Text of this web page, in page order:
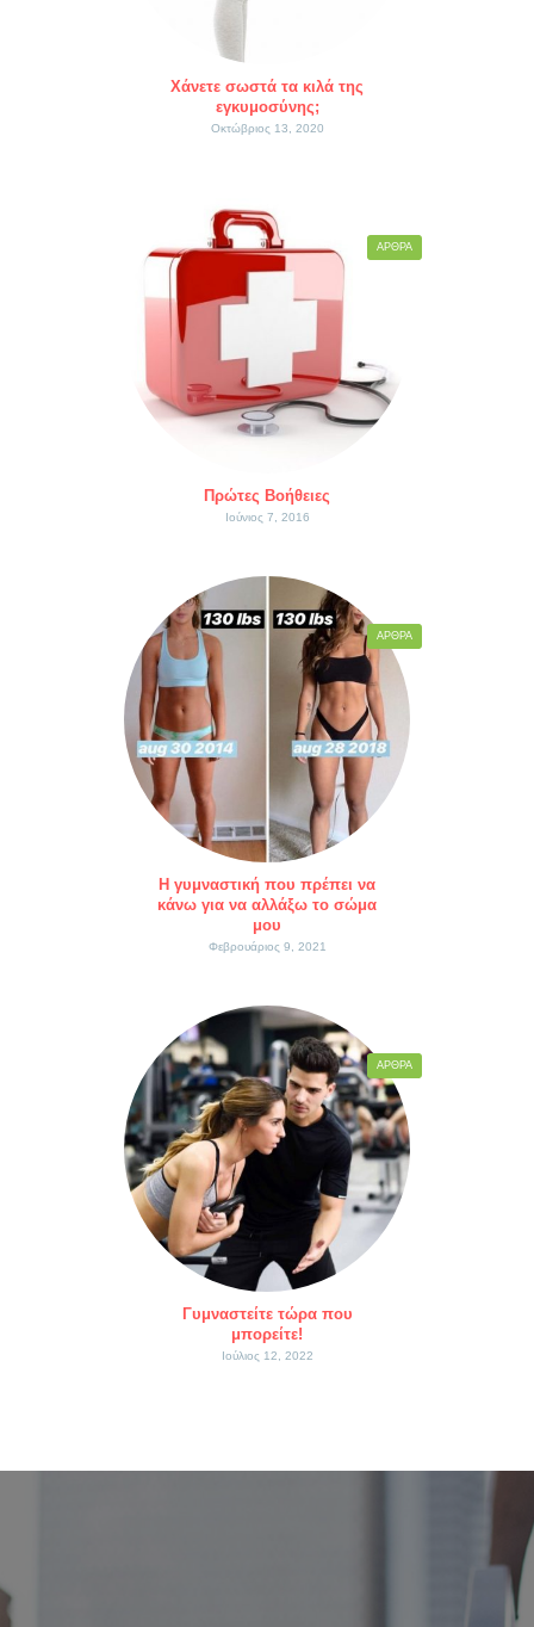
Χάνετε σωστά τα κιλά της
εγκυμοσύνης;
Οκτώβριος 13, 2020
Πρώτες Βοήθειες
Ιούνιος 7, 2016
ΆΡΘΡΑ
Η γυμναστική που πρέπει να
κάνω για να αλλάξω το σώμα
μου
Φεβρουάριος 9, 2021
ΆΡΘΡΑ
Γυμναστείτε τώρα που
μπορείτε!
Ιούλιος 12, 2022
ΆΡΘΡΑ